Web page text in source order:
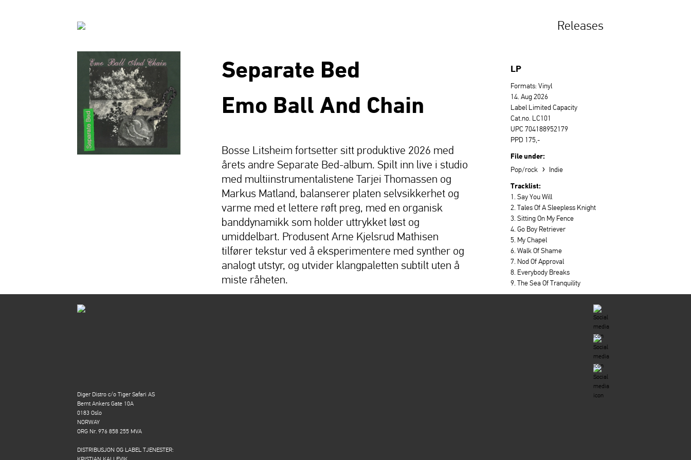
Releases
Separate Bed
Emo Ball And Chain
Bosse Litsheim fortsetter sitt produktive 2026 med
årets andre Separate Bed-album. Spilt inn live i studio
med multiinstrumentalistene Tarjei Thomassen og
Markus Matland, balanserer platen selvsikkerhet og
varme med et lettere røft preg, med en organisk
banddynamikk som holder uttrykket løst og
umiddelbart. Produsent Arne Kjelsrud Mathisen
tilfører tekstur ved å eksperimentere med synther og
analogt utstyr, og utvider klangpaletten subtilt uten å
miste råheten.
LP
Formats: Vinyl
14. Aug 2026
Label Limited Capacity
Cat.no. LC101
UPC 704188952179
PPD 175,-
File under:
Pop/rock › Indie
Tracklist:
1. Say You Will
2. Tales Of A Sleepless Knight
3. Sitting On My Fence
4. Go Boy Retriever
5. My Chapel
6. Walk Of Shame
7. Nod Of Approval
8. Everybody Breaks
9. The Sea Of Tranquility
Diger Distro c/o Tiger Safari AS
Bernt Ankers Gate 10A
0183 Oslo
NORWAY
ORG Nr. 976 858 255 MVA
DISTRIBUSJON OG LABEL TJENESTER: